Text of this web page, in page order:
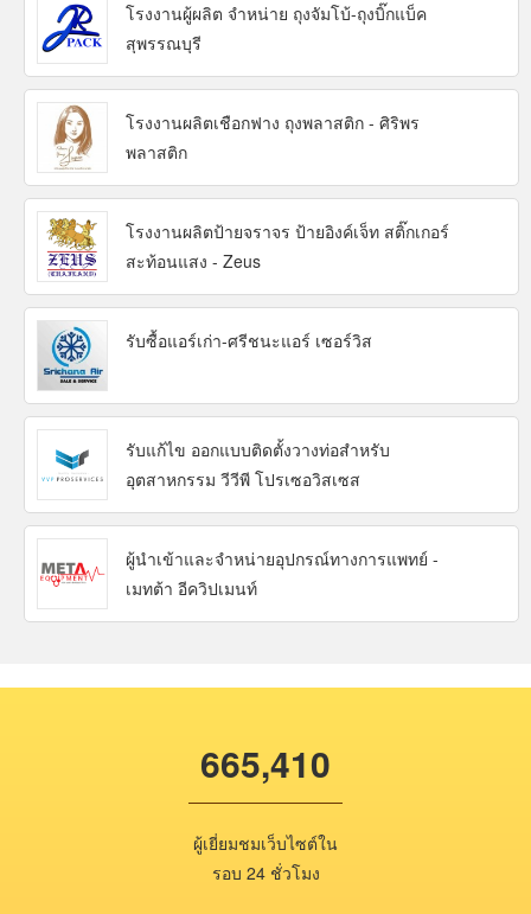
โรงงานผู้ผลิต จำหน่าย ถุงจัมโบ้-ถุงบิ๊กแบ็ค
สุพรรณบุรี
โรงงานผลิตเชือกฟาง ถุงพลาสติก - ศิริพร
พลาสติก
โรงงานผลิตป้ายจราจร ป้ายอิงค์เจ็ท สติ๊กเกอร์
สะท้อนแสง - Zeus
รับซื้อแอร์เก่า-ศรีชนะแอร์ เซอร์วิส
รับแก้ไข ออกแบบติดตั้งวางท่อสำหรับ
อุตสาหกรรม วีวีพี โปรเซอวิสเซส
ผู้นำเข้าและจำหน่ายอุปกรณ์ทางการแพทย์ -
เมทต้า อีควิปเมนท์
665,410
ผู้เยี่ยมชมเว็บไซต์ใน
รอบ 24 ชั่วโมง